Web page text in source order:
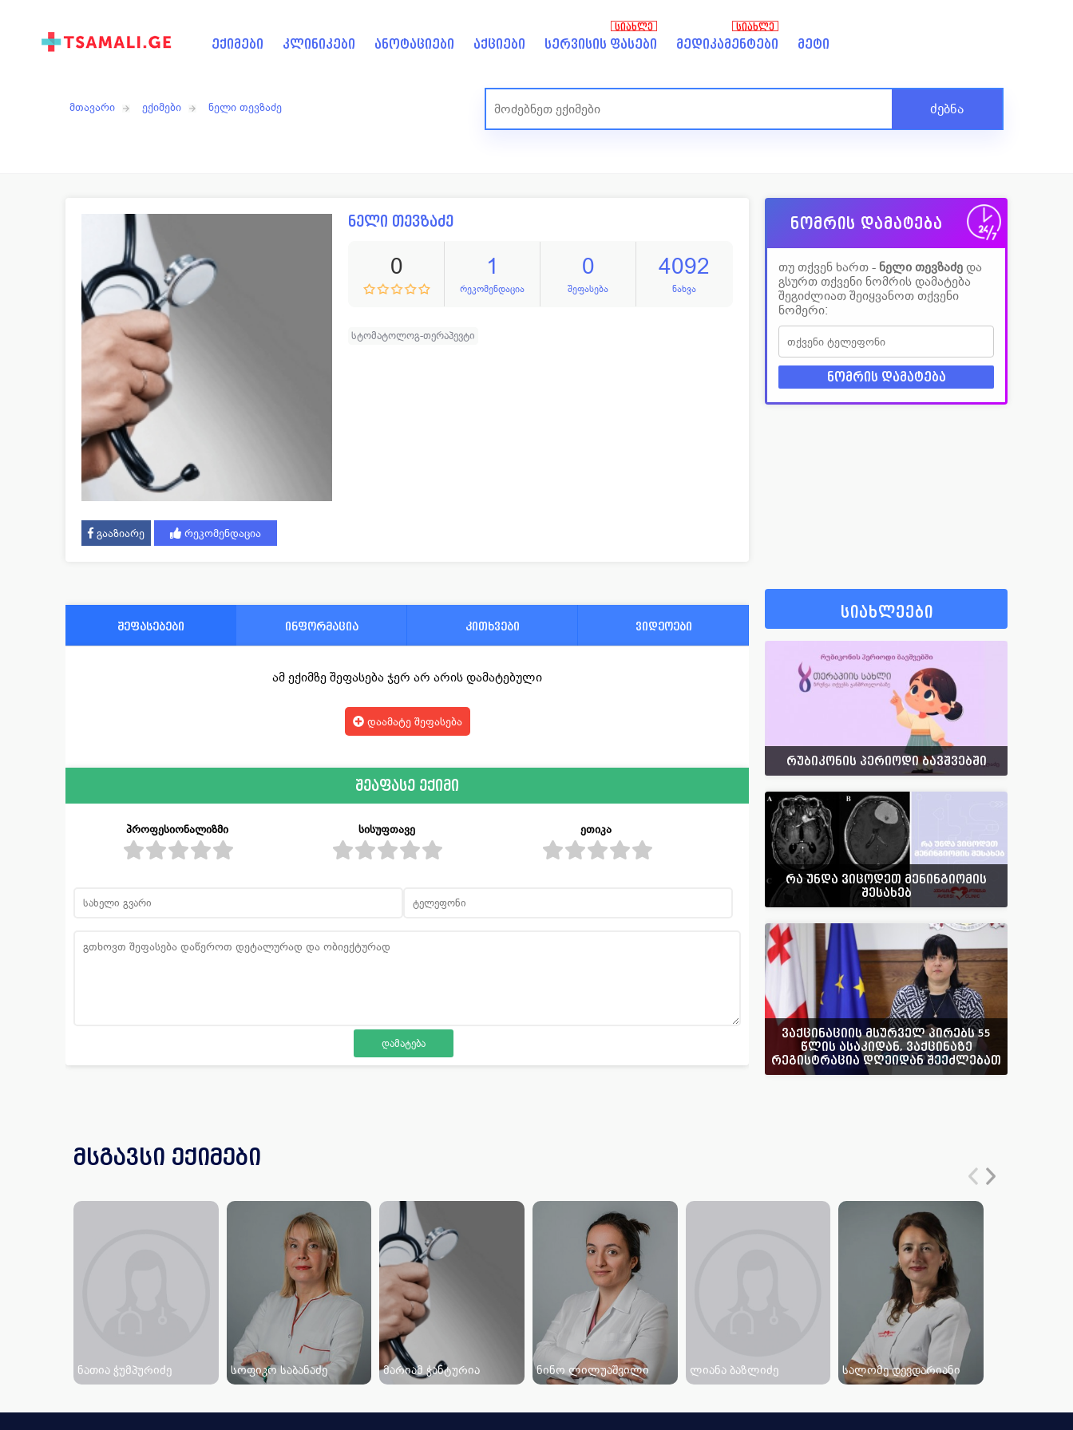
ექიმები კლინიკები ანოტაციები აქციები სერვისის ფასები
ᲡᲘᲐᲮᲚᲔ
მედიკამენტები
ᲡᲘᲐᲮᲚᲔ
მეტი
მთავარი ექიმები ნელი თევზაძე ძებნა
გააზიარე რეკომენდაცია
ნელი თევზაძე
0 1
რეკომენდაცია
0
შეფასება
4092
ნახვა
სტომატოლოგ-თერაპევტი
ნომრის დამატება
თუ თქვენ ხართ - ნელი თევზაძე და
გსურთ თქვენი ნომრის დამატება
შეგიძლიათ შეიყვანოთ თქვენი
ნომერი:
შეფასებები ინფორმაცია კითხვები ვიდეოები
ამ ექიმზე შეფასება ჯერ არ არის დამატებული
დაამატე შეფასება
შეაფასე ექიმი
პროფესიონალიზმი სისუფთავე ეთიკა
სიახლეები
რუბიკონის პერიოდი ბავშვებში
რა უნდა ვიცოდეთ მენინგიომის
შესახებ
ვაქცინაციის მსურველ პირებს 55
წლის ასაკიდან, ვაქცინაზე
რეგისტრაცია დღეიდან შეეძლებათ
მსგავსი ექიმები
ნათია ჭუმპურიძე სოფიკო საბანაძე მარიამ ჭანტურია ნინო ლილუაშვილი ლიანა ბაზლიძე სალომე დევდარიანი